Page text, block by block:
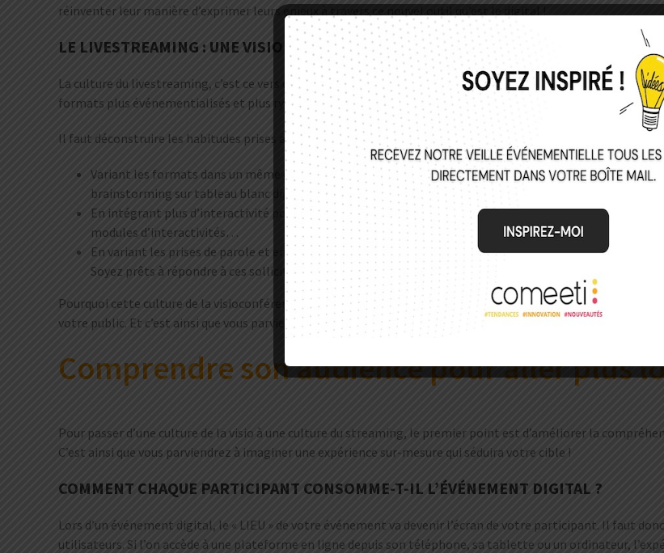
réinventer leur manière d’exprimer leurs enjeux à travers ce nouvel outil qu’est le digital !
LE LIVESTREAMING : UNE VISION ÉVÉNEMENTIALISÉE DU DIGITAL
La culture du livestreaming, c’est ce vers quoi nous devons tendre. Il s’agit de remettre au cœur les enjeux
formats plus événementialisés et plus rythmés.
Il faut déconstruire les habitudes prises avec la visio et créer de nouveaux usages en
Variant les formats dans un même événement : création de vidéos de respiration, alternance d’ateliers
brainstorming sur tableau blanc digital…
En intégrant plus d’interactivité pour créer une dynamique d’engagement : prise en compte du chat
modules d’interactivités…
En variant les prises de parole et en créant des échanges plus directs avec les participants : A la
Soyez prêts à répondre à ces sollicitations au risque de perdre votre audience car elle ne sera pas
Pourquoi cette culture de la visioconférence serait plus bénéfique ? Tout simplement car vous proposez
votre public. Et c’est ainsi que vous parviendrez à créer des événements avec un ROI fort et pérenne… même
Comprendre son audience pour aller plus
Pour passer d’une culture de la visio à une culture du streaming, le premier point est d’améliorer la
C’est ainsi que vous parviendrez à imaginer une expérience sur-mesure qui séduira votre cible !
COMMENT CHAQUE PARTICIPANT CONSOMME-T-IL L’ÉVÉNEMENT DIGITAL ?
Lors d’un événement digital, le « LIEU » de votre événement va devenir l’écran de votre participant. Il faut
utilisateurs. Si l’on accède à une plateforme en ligne depuis son téléphone, sa tablette ou un ordinateur,